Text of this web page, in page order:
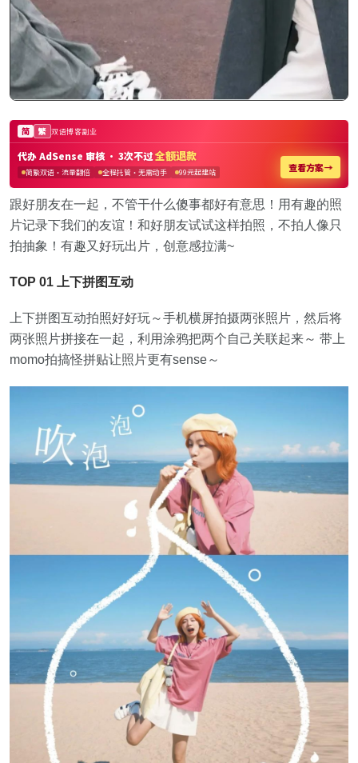
跟好朋友在一起，不管干什么傻事都好有意思！用有趣的照
片记录下我们的友谊！和好朋友试试这样拍照，不拍人像只
拍抽象！有趣又好玩出片，创意感拉满~
TOP 01 上下拼图互动
上下拼图互动拍照好好玩～手机横屏拍摄两张照片，然后将
两张照片拼接在一起，利用涂鸦把两个自己关联起来～ 带上
momo拍搞怪拼贴让照片更有sense～